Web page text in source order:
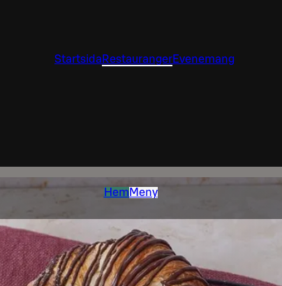
Startsida RestaurangerEvenemang
Hem Meny